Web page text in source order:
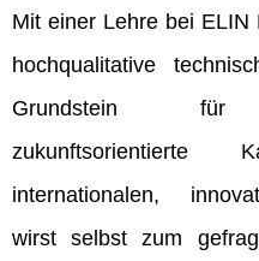
Mit einer Lehre bei
hochqualitative
Grundstein
internationalen,
wirst selbst zum